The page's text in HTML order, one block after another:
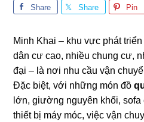
Share Share Pin
Minh Khai – khu vực phát
dân cư cao, nhiều chung cư,
đại – là nơi nhu cầu vận
Đặc biệt, với những món đồ
lớn, giường nguyên khối,
thiết bị máy móc, việc vận